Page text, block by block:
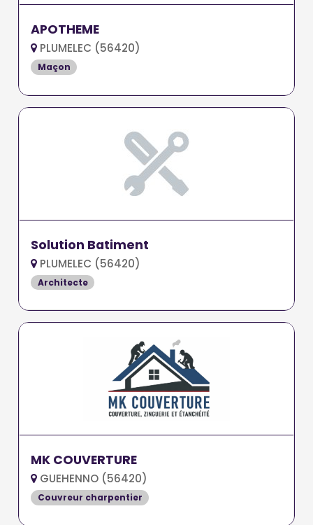
APOTHEME
PLUMELEC (56420)
Maçon
Solution Batiment
PLUMELEC (56420)
Architecte
MK COUVERTURE
GUEHENNO (56420)
Couvreur charpentier